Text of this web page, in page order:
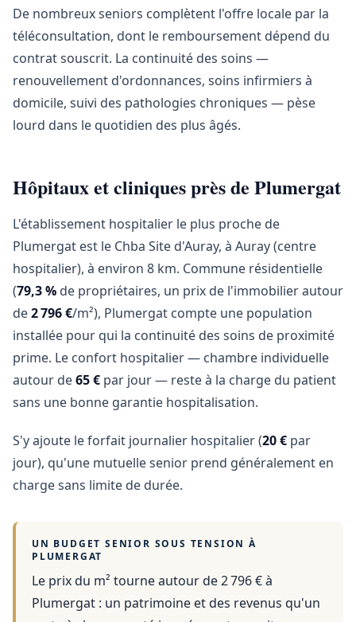
De nombreux seniors complètent l'offre locale par la
téléconsultation, dont le remboursement dépend du
contrat souscrit. La continuité des soins —
renouvellement d'ordonnances, soins infirmiers à
domicile, suivi des pathologies chroniques — pèse
lourd dans le quotidien des plus âgés.
Hôpitaux et cliniques près de Plumergat
L'établissement hospitalier le plus proche de
Plumergat est le Chba Site d'Auray, à Auray (centre
hospitalier), à environ 8 km. Commune résidentielle
(79,3 % de propriétaires, un prix de l'immobilier autour
de2 796 €/m²), Plumergat compte une population
installée pour qui la continuité des soins de proximité
prime. Le confort hospitalier — chambre individuelle
autour de65 € par jour — reste à la charge du patient
sans une bonne garantie hospitalisation.
S'y ajoute le forfait journalier hospitalier (20 € par
jour), qu'une mutuelle senior prend généralement en
charge sans limite de durée.
UN BUDGET SENIOR SOUS TENSION À
PLUMERGAT
Le prix du m² tourne autour de 2 796 €à
Plumergat : un patrimoine et des revenus qu'un